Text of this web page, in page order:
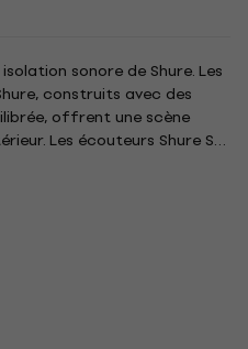
sonore de Shure. Les
construits avec des
offrent une scène
Les écouteurs Shure SE
avec un câble détachable,
durable et des...